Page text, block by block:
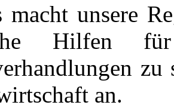
macht unsere
Hilfen
an.